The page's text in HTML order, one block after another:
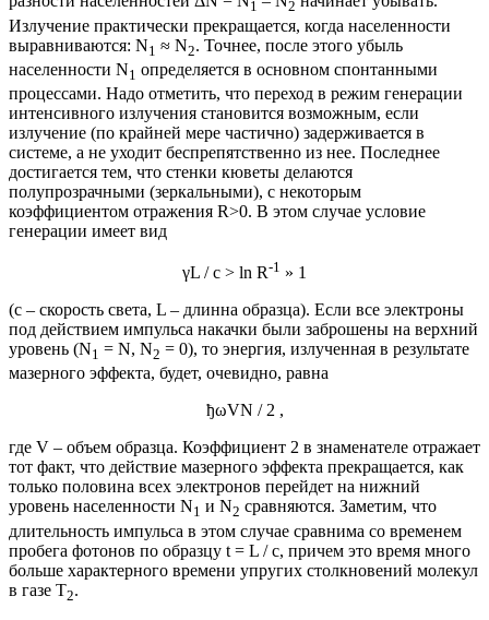
1 2
Излучение практически прекращается, когда населенности
выравниваются: N1 ≈ N2. Точнее, после этого убыль
населенности N1 определяется в основном спонтанными
процессами. Надо отметить, что переход в режим генерации
интенсивного излучения становится возможным, если
излучение (по крайней мере частично) задерживается в
системе, а не уходит беспрепятственно из нее. Последнее
достигается тем, что стенки кюветы делаются
полупрозрачными (зеркальными), с некоторым
коэффициентом отражения R>0. В этом случае условие
генерации имеет вид
γL / c > ln R-1 » 1
(с – скорость света, L – длинна образца). Если все электроны
под действием импульса накачки были заброшены на верхний
уровень (N1 = N, N2 = 0), то энергия, излученная в результате
мазерного эффекта, будет, очевидно, равна
ђωVN / 2 ,
где V – объем образца. Коэффициент 2 в знаменателе отражает
тот факт, что действие мазерного эффекта прекращается, как
только половина всех электронов перейдет на нижний
уровень населенности N1 и N2 сравняются. Заметим, что
длительность импульса в этом случае сравнима со временем
пробега фотонов по образцу t = L / с, причем это время много
больше характерного времени упругих столкновений молекул
в газе T2.